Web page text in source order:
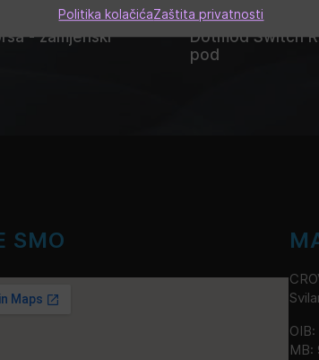
Politika kolačićaZaštita privatnosti
- zamjenski
Dotmod Switch
pod
SMO
MB: